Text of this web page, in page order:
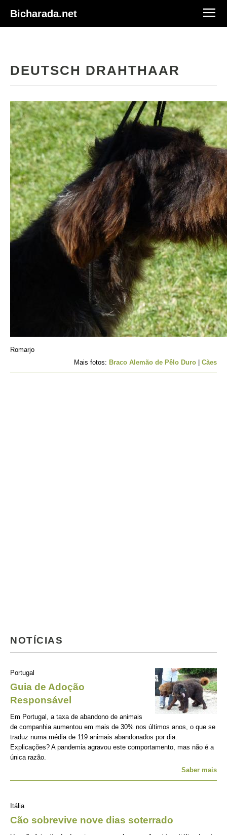
Bicharada.net
DEUTSCH DRAHTHAAR
Romarjo
Mais fotos: Braco Alemão de Pêlo Duro Cães
NOTÍCIAS
Portugal
Guia de Adoção
Responsável
Em Portugal, a taxa de abandono de animais
de companhia aumentou em mais de 30% nos últimos anos, o que se
traduz numa média de 119 animais abandonados por dia.
Explicações? A pandemia agravou este comportamento, mas não é a
única razão.
Saber mais
Itália
Cão sobrevive nove dias soterrado